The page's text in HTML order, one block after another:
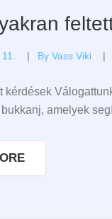
By Vass Viki
kérdések
amelyek